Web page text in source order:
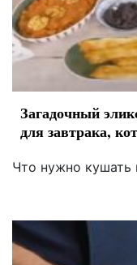
Загадочный
для завтрака,
Что нужно кушать